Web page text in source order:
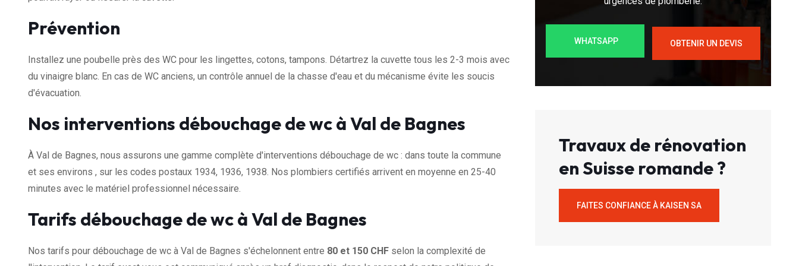
Prévention
Installez une poubelle près des WC pour les lingettes, cotons, tampons. Détartrez la cuvette tous les 2-3 mois avec
du vinaigre blanc. En cas de WC anciens, un contrôle annuel de la chasse d'eau et du mécanisme évite les soucis
d'évacuation.
Nos interventions débouchage de wc à Val de Bagnes
À Val de Bagnes, nous assurons une gamme complète d'interventions débouchage de wc : dans toute la commune
et ses environs , sur les codes postaux 1934, 1936, 1938. Nos plombiers certifiés arrivent en moyenne en 25-40
minutes avec le matériel professionnel nécessaire.
Tarifs débouchage de wc à Val de Bagnes
Nos tarifs pour débouchage de wc à Val de Bagnes s'échelonnent entre 80 et 150 CHF selon la complexité de
WHATSAPP OBTENIR UN DEVIS
Travaux de rénovation
en Suisse romande ?
FAITES CONFIANCE À KAISEN SA